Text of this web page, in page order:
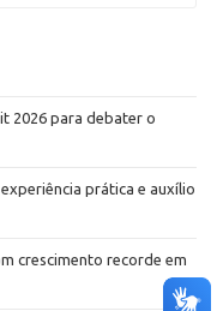
2026 para debater o
prática e auxílio
crescimento recorde em